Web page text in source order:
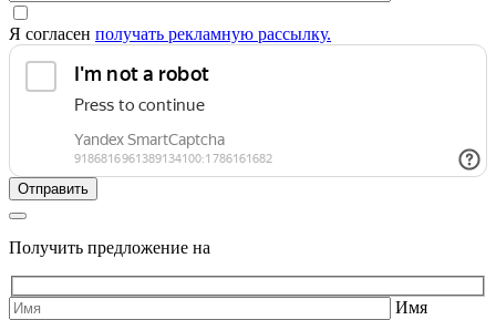
Я согласен получать рекламную рассылку.
Получить предложение на
Имя